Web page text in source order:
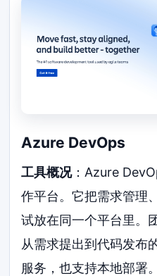
Azure DevOps
工具概况：Azure
作平台。它把需求管理
试放在同一个平台里。
从需求提出到代码发布
服务，也支持本地部署。